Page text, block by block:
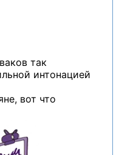
так
интонацией
вот что